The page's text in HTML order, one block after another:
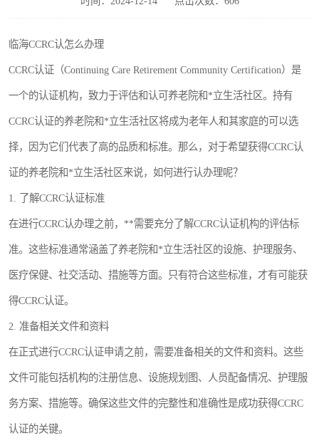
临海CCRC认怎么办理
CCRC认证（Continuing Care Retirement Community Certification）是
一个的认证机构，致力于评估和认可养老院和*立生活社区。持有
CCRC认证的养老院和*立生活社区将成为老年人和其家庭的可以选
择，因为它们代表了高的品质和标准。那么，对于希望获得CCRC认
证的养老院和*立生活社区来说，如何进行认办理呢？
1. 了解CCRC认证标准
在进行CCRC认办理之前，**需要充分了解CCRC认证机构的评估标
准。这些标准通常涵盖了养老院和*立生活社区的设施、护理服务、
医疗保健、社交活动、措施等方面。只有符合这些标准，才有可能获
得CCRC认证。
2. 准备相关文件和资料
在正式进行CCRC认证申请之前，需要准备相关的文件和资料。这些
文件可能包括机构的注册信息、设施规划图、人员配备情况、护理服
务方案、措施等。确保这些文件的完整性和准确性是成功获得CCRC
认证的关键。